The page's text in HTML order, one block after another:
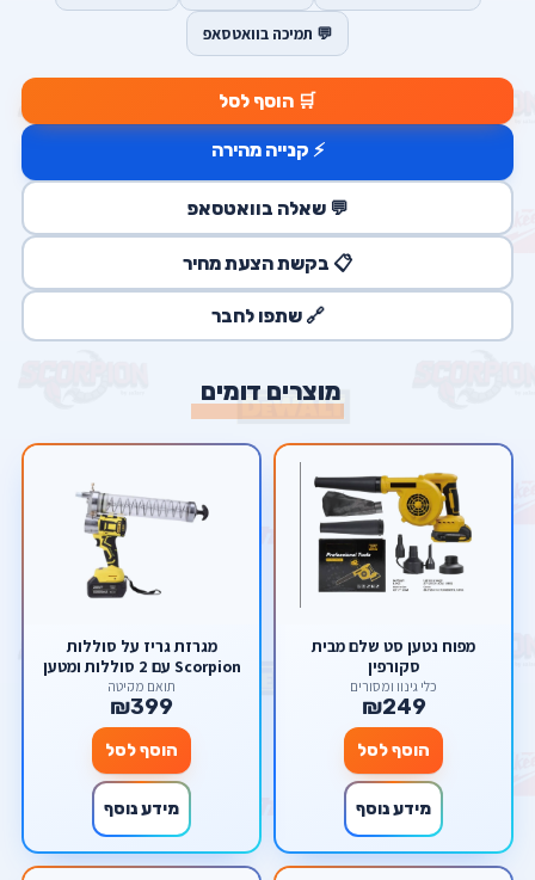
💬 תמיכה בוואטסאפ
🛒 הוסף לסל
⚡ קנייה מהירה
💬 שאלה בוואטסאפ
📋 בקשת הצעת מחיר
🔗 שתפו לחבר
מוצרים דומים
מפוח נטען סט שלם מבית
סקורפין
כלי גינון ומסורים
₪249
הוסף לסל
מידע נוסף
מגרזת גריז על סוללות
Scorpion עם 2 סוללות ומטען
תואם מקיטה
₪399
הוסף לסל
מידע נוסף